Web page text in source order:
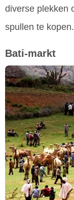
diverse plekken
spullen te kopen.
Bati-markt